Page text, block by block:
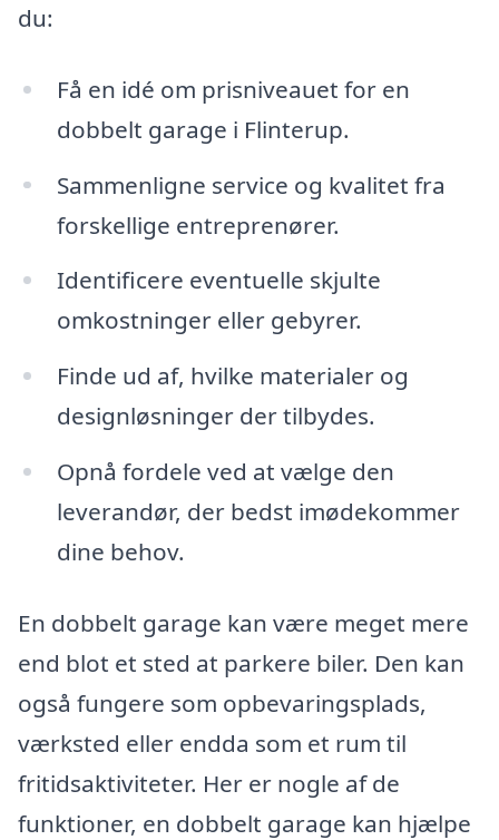
du:
Få en idé om prisniveauet for en
dobbelt garage i Flinterup.
Sammenligne service og kvalitet fra
forskellige entreprenører.
Identificere eventuelle skjulte
omkostninger eller gebyrer.
Finde ud af, hvilke materialer og
designløsninger der tilbydes.
Opnå fordele ved at vælge den
leverandør, der bedst imødekommer
dine behov.
En dobbelt garage kan være meget mere
end blot et sted at parkere biler. Den kan
også fungere som opbevaringsplads,
værksted eller endda som et rum til
fritidsaktiviteter. Her er nogle af de
funktioner, en dobbelt garage kan hjælpe